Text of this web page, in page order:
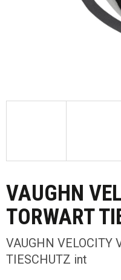
VAUGHN
TORWART
VAUGHN VELOCITY
TIESCHUTZ int